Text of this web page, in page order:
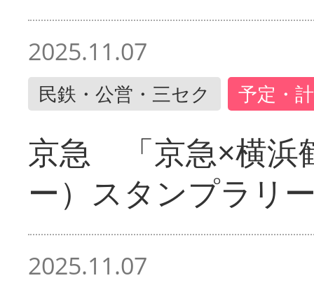
2025.11.07
民鉄・公営・三セク 予定・
京急 「京急×横浜
ー）スタンプラリ
2025.11.07